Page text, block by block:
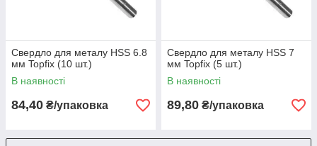
Свердло для металу HSS 6.8
мм Topfix (10 шт.)
В наявності
84,40 ₴/упаковка
Свердло для металу HSS 7
мм Topfix (5 шт.)
В наявності
89,80 ₴/упаковка